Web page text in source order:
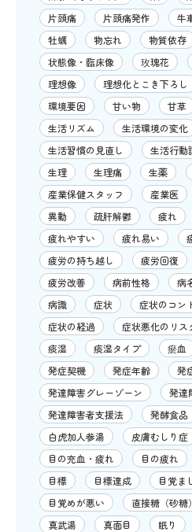
片頭痛
片頭痛発作 牛
牡蠣
物忘れ 物質依存
状態像・臨床像
玫瑰花
理想像
理想化とこき下ろし
環境要因
甘い物 甘草
生活リズム
生活環境の変化
生活習慣の見直し
生活行動
生理
生理痛 生薬
産業保健スタッフ
産業医
異動
疏肝解鬱 疲れ
疲れやすい
疲れ易い
疲労の持ち越し
疲労回復
疲労改善
病前性格 病
病識
症状
症状のコン
症状の経過
症状悪化のリス
痰湿
痰湿タイプ 瘀血
発症契機
発症年齢 発
発達障害グレーゾーン
発達
発達障害者支援法
発酵食品
白虎加人参湯
皮膚むしり症
目の充血・疲れ
目の疲れ
目標
目標達成
目覚ま
目覚めが悪い
直接糖（砂糖）
真武湯
真面目 眠り